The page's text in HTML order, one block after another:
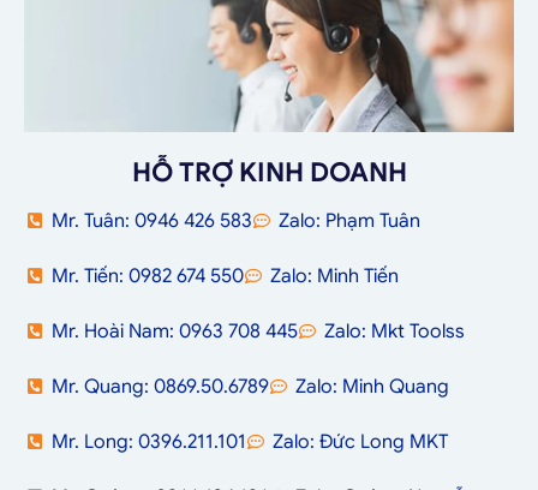
HỖ TRỢ KINH DOANH
Mr. Tuân: 0946 426 583 Zalo: Phạm Tuân
Mr. Tiến: 0982 674 550 Zalo: Minh Tiến
Mr. Hoài Nam: 0963 708 445 Zalo: Mkt Toolss
Mr. Quang: 0869.50.6789 Zalo: Minh Quang
Mr. Long: 0396.211.101 Zalo: Đức Long MKT